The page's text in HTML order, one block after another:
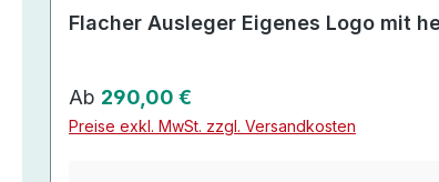
Flacher Ausleger Eigenes Logo mit
Regulärer Preis:
Ab 290,00 €
Preise exkl. MwSt. zzgl. Versandkosten